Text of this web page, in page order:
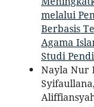
melalui
Berbasis
Agama
Studi
Nayla Nur